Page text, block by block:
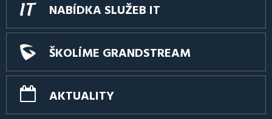
NABÍDKA SLUŽEB IT
ŠKOLÍME GRANDSTREAM
AKTUALITY